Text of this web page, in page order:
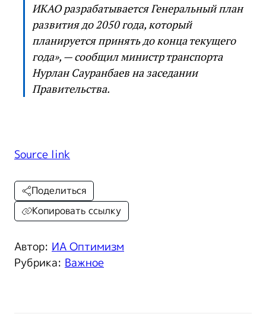
ИКАО разрабатывается Генеральный план
развития до 2050 года, который
планируется принять до конца текущего
года», — сообщил министр транспорта
Нурлан Сауранбаев на заседании
Правительства.
Source link
Автор: ИА Оптимизм
Рубрика: Важное
Поделиться
Копировать ссылку